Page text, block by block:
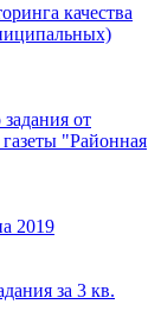
качества
от
"Районная
2019
за 3 кв.